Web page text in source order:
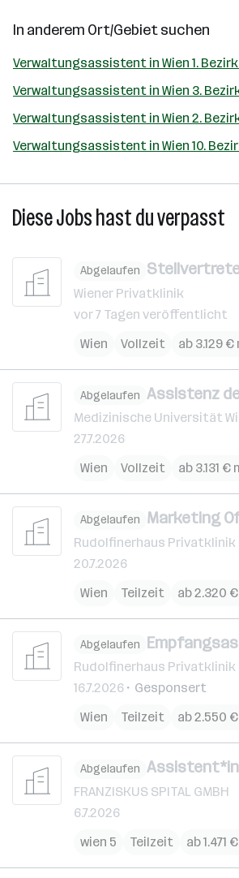
In anderem Ort/Gebiet suchen
Verwaltungsassistent in Wien 1.
Verwaltungsassistent in Wien 3.
Verwaltungsassistent in Wien 2.
Verwaltungsassistent in Wien 10.
Diese Jobs hast du verpasst
Abgelaufen
Wiener Privatklinik
vor 7 Tagen veröffentlicht
Wien
Vollzeit ab 3.129
Abgelaufen Assistenz
Medizinische Universität
27.7.2026
Wien
Vollzeit ab 3.131
Abgelaufen Marketing
Rudolfinerhaus Privatklinik
20.7.2026
Wien
Teilzeit ab 2.320
Abgelaufen
Rudolfinerhaus Privatklinik
16.7.2026
Gesponsert
Wien
Teilzeit ab 2.550
Abgelaufen
FRANZISKUS SPITAL GMBH
6.7.2026
wien 5
Teilzeit ab 1.471